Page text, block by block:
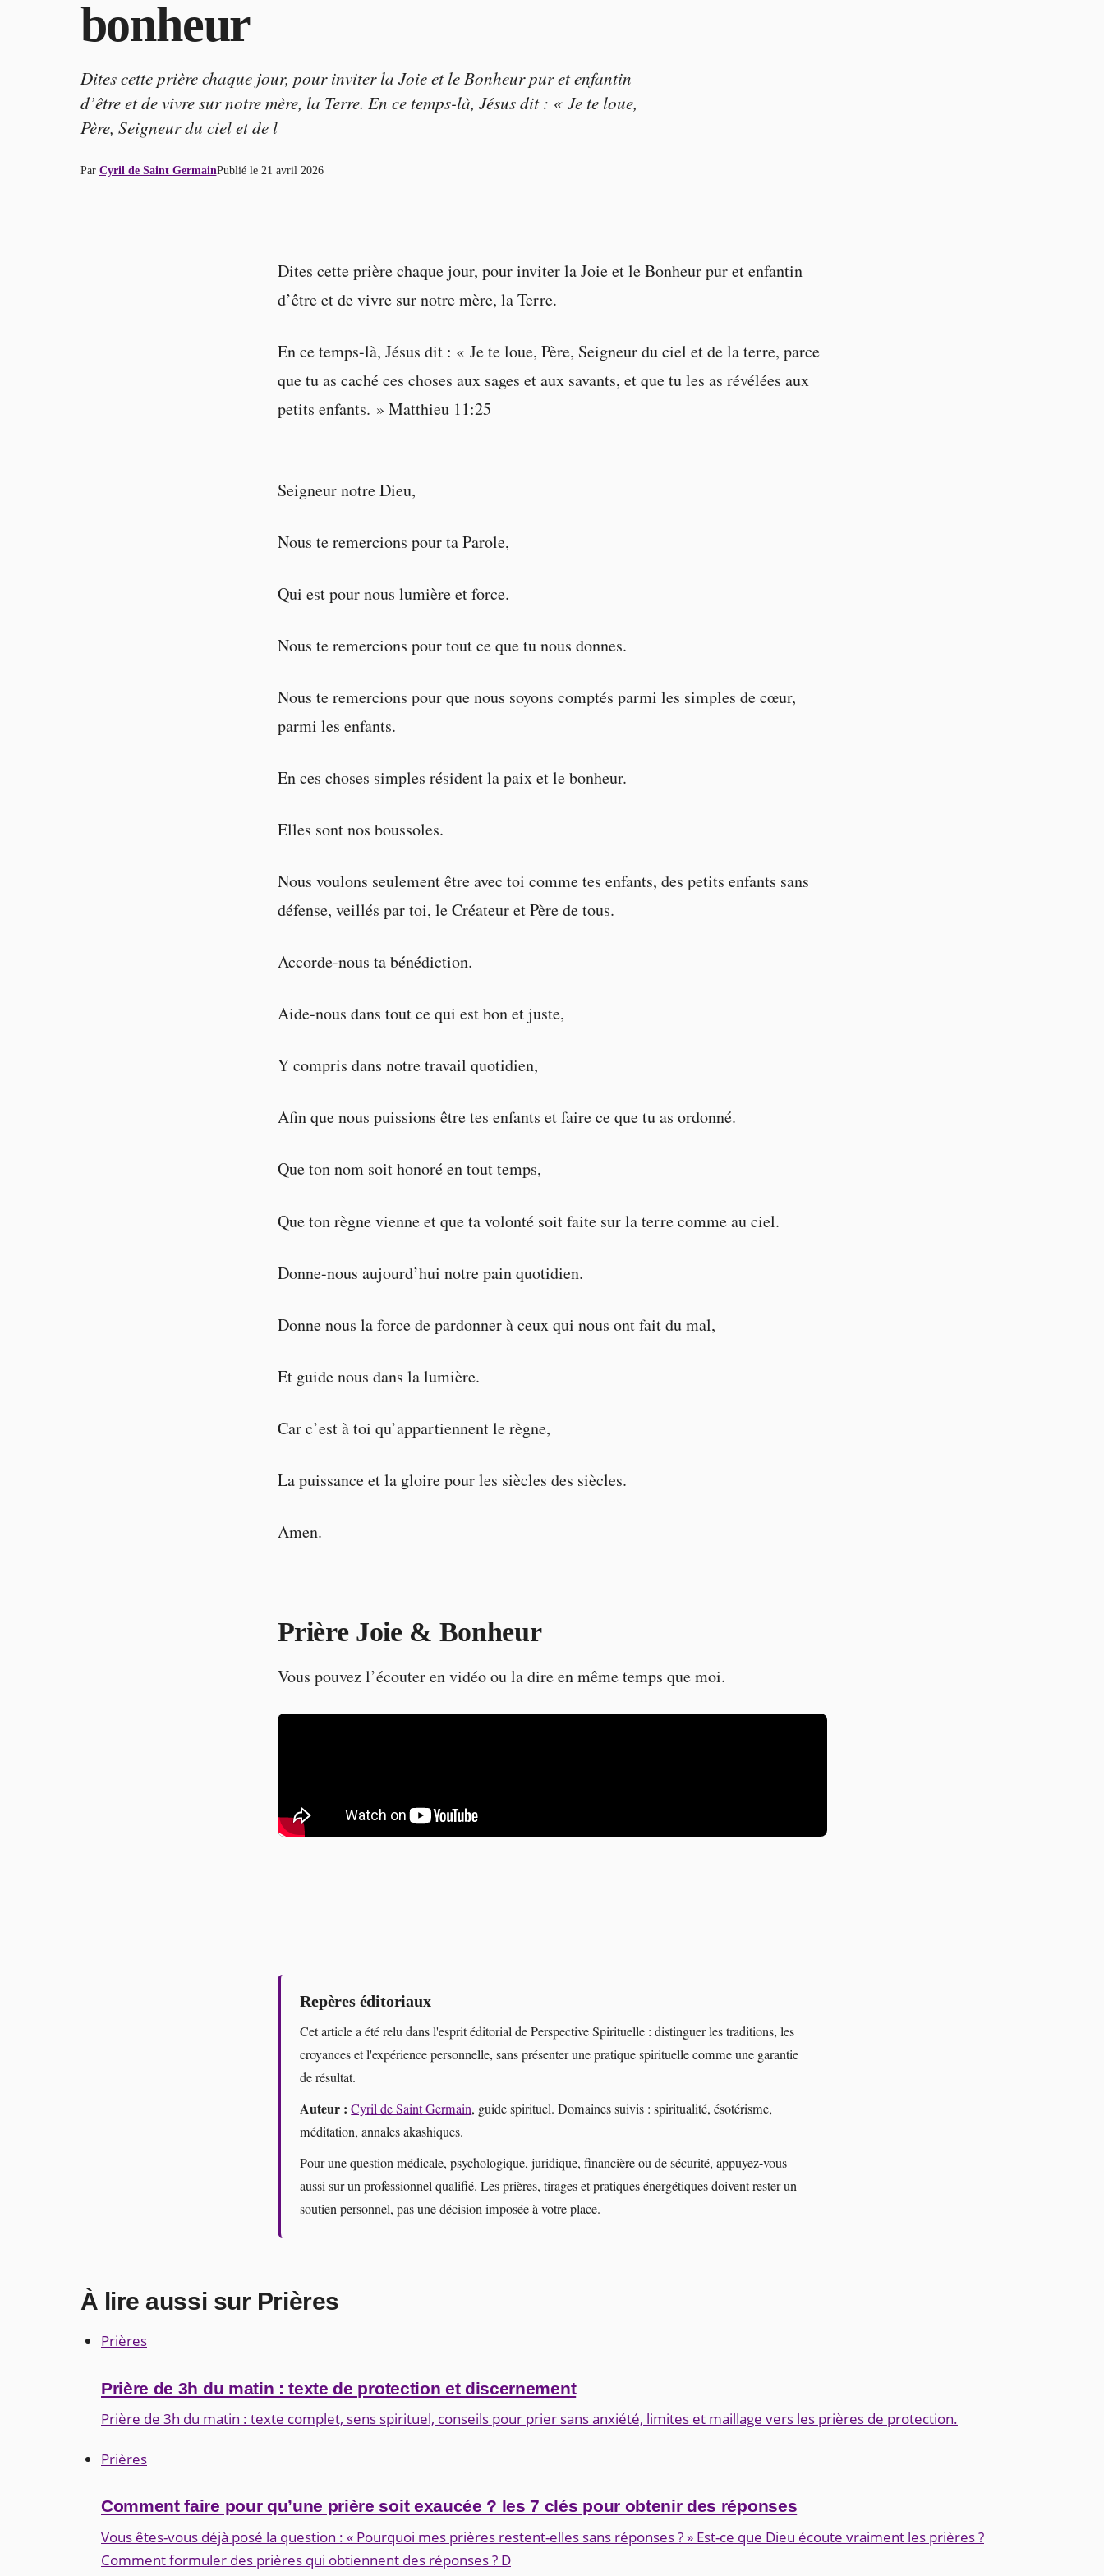
bonheur
Dites cette prière chaque jour, pour inviter la Joie et le Bonheur pur et enfantin
d’être et de vivre sur notre mère, la Terre. En ce temps-là, Jésus dit : « Je te loue,
Père, Seigneur du ciel et de l
Par Cyril de Saint GermainPublié le 21 avril 2026
Dites cette prière chaque jour, pour inviter la Joie et le Bonheur pur et enfantin
d’être et de vivre sur notre mère, la Terre.
En ce temps-là, Jésus dit : « Je te loue, Père, Seigneur du ciel et de la terre, parce
que tu as caché ces choses aux sages et aux savants, et que tu les as révélées aux
petits enfants. » Matthieu 11:25
Seigneur notre Dieu,
Nous te remercions pour ta Parole,
Qui est pour nous lumière et force.
Nous te remercions pour tout ce que tu nous donnes.
Nous te remercions pour que nous soyons comptés parmi les simples de cœur,
parmi les enfants.
En ces choses simples résident la paix et le bonheur.
Elles sont nos boussoles.
Nous voulons seulement être avec toi comme tes enfants, des petits enfants sans
défense, veillés par toi, le Créateur et Père de tous.
Accorde-nous ta bénédiction.
Aide-nous dans tout ce qui est bon et juste,
Y compris dans notre travail quotidien,
Afin que nous puissions être tes enfants et faire ce que tu as ordonné.
Que ton nom soit honoré en tout temps,
Que ton règne vienne et que ta volonté soit faite sur la terre comme au ciel.
Donne-nous aujourd’hui notre pain quotidien.
Donne nous la force de pardonner à ceux qui nous ont fait du mal,
Et guide nous dans la lumière.
Car c’est à toi qu’appartiennent le règne,
La puissance et la gloire pour les siècles des siècles.
Amen.
Prière Joie & Bonheur
Vous pouvez l’écouter en vidéo ou la dire en même temps que moi.
Repères éditoriaux
Cet article a été relu dans l'esprit éditorial de Perspective Spirituelle : distinguer les traditions, les
croyances et l'expérience personnelle, sans présenter une pratique spirituelle comme une garantie
de résultat.
Auteur : Cyril de Saint Germain, guide spirituel. Domaines suivis : spiritualité, ésotérisme,
méditation, annales akashiques.
Pour une question médicale, psychologique, juridique, financière ou de sécurité, appuyez-vous
aussi sur un professionnel qualifié. Les prières, tirages et pratiques énergétiques doivent rester un
soutien personnel, pas une décision imposée à votre place.
À lire aussi sur Prières
Prières
Prière de 3h du matin : texte de protection et discernement
Prière de 3h du matin : texte complet, sens spirituel, conseils pour prier sans anxiété, limites et maillage vers les prières de protection.
Prières
Comment faire pour qu’une prière soit exaucée ? les 7 clés pour obtenir des réponses
Vous êtes-vous déjà posé la question : « Pourquoi mes prières restent-elles sans réponses ? » Est-ce que Dieu écoute vraiment les prières ?
Comment formuler des prières qui obtiennent des réponses ? D